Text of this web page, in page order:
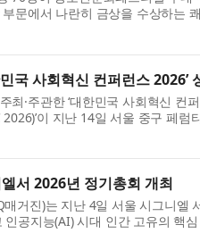
문에서 나란히 금상을 수상하는
최하고 남산케이블카가 후원한
국 사회혁신 컨퍼런스 2026’
최·주관한 ‘대한민국 사회혁신 컨
이 지난 14일 서울 중구 페럼
컨퍼런스 2026’은 희망제작소 창
서 2026년 정기총회 개최
거진)는 지난 4일 서울 시그니엘
인공지능(AI) 시대 인간 고유의 핵
Intelligence)의 학문적 가